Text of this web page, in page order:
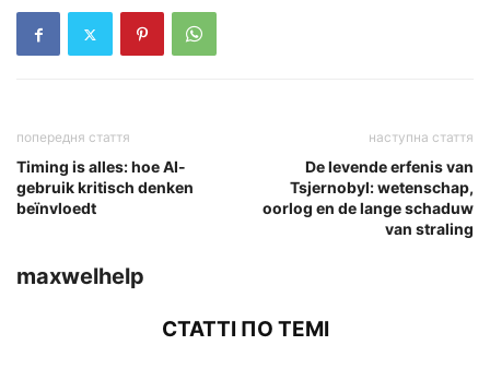
попередня стаття
Timing is alles: hoe AI-
gebruik kritisch denken
beïnvloedt
наступна стаття
De levende erfenis van
Tsjernobyl: wetenschap,
oorlog en de lange schaduw
van straling
maxwelhelp
СТАТТІ ПО ТЕМІ